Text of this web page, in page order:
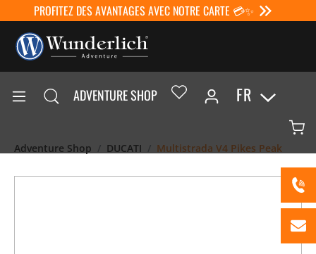
PROFITEZ DES AVANTAGES AVEC NOTRE CARTE 💳✨
ADVENTURE SHOP FR
Adventure Shop DUCATI Multistrada V4 Pikes Peak